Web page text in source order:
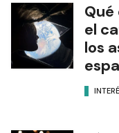
Qué
el
los